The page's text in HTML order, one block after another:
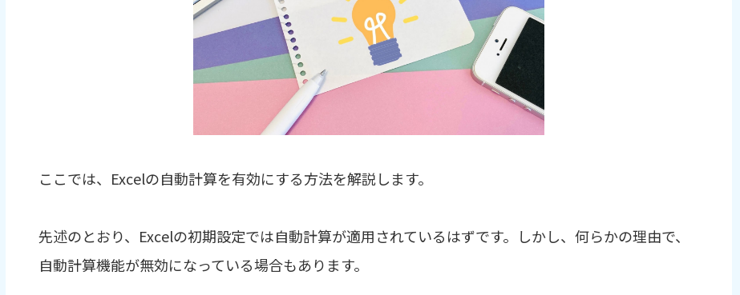
ここでは、Excelの自動計算を有効にする方法を解説します。
先述のとおり、Excelの初期設定では自動計算が適用されているはずです。しかし、何らかの理由で、
自動計算機能が無効になっている場合もあります。